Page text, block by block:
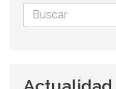
Formulario
de